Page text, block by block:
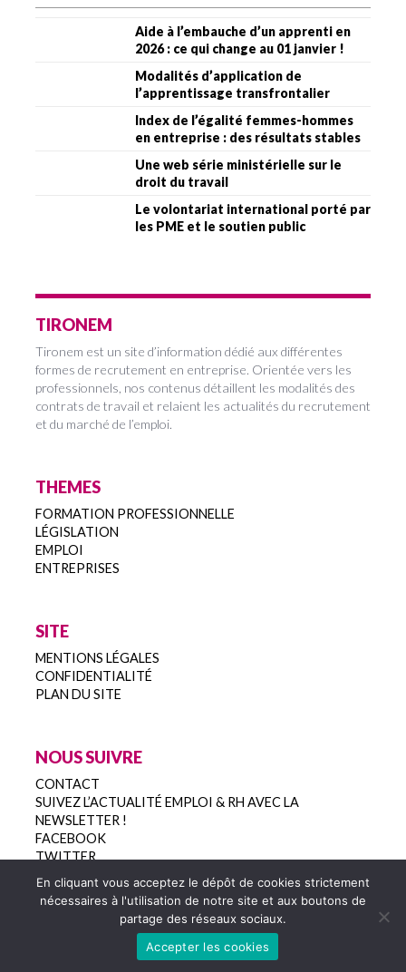
Aide à l’embauche d’un apprenti en
2026 : ce qui change au 01 janvier !
Modalités d’application de
l’apprentissage transfrontalier
Index de l’égalité femmes-hommes
en entreprise : des résultats stables
Une web série ministérielle sur le
droit du travail
Le volontariat international porté par
les PME et le soutien public
TIRONEM
Tironem est un site d’information dédié aux différentes
formes de recrutement en entreprise. Orientée vers les
professionnels, nos contenus détaillent les modalités des
contrats de travail et relaient les actualités du recrutement
et du marché de l’emploi.
THEMES
FORMATION PROFESSIONNELLE
LÉGISLATION
EMPLOI
ENTREPRISES
SITE
MENTIONS LÉGALES
CONFIDENTIALITÉ
PLAN DU SITE
NOUS SUIVRE
CONTACT
SUIVEZ L’ACTUALITÉ EMPLOI & RH AVEC LA
NEWSLETTER !
FACEBOOK
TWITTER
Copyright 2022
En cliquant vous acceptez le dépôt de cookies strictement
nécessaires à l'utilisation de notre site et aux boutons de
partage des réseaux sociaux.
Accepter les cookies